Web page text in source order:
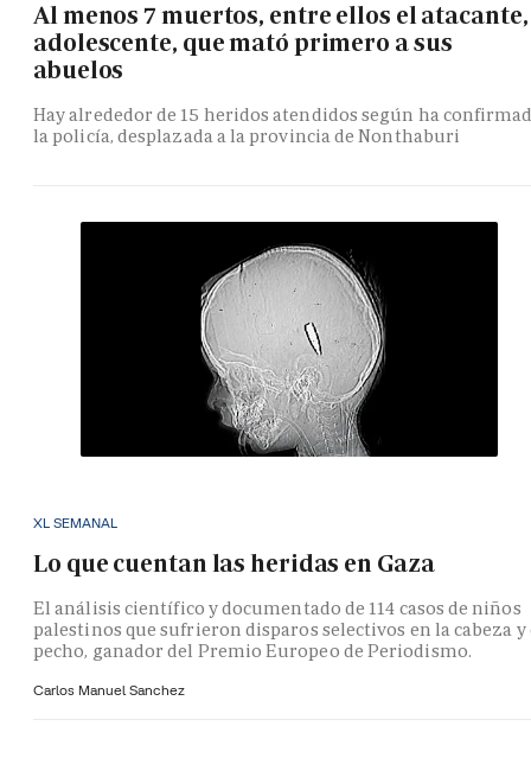
Al menos 7 muertos, entre ellos el atacante,
adolescente, que mató primero a sus
abuelos
Hay alrededor de 15 heridos atendidos según ha
la policía, desplazada a la provincia de Nonthaburi
XL SEMANAL
Lo que cuentan las heridas en Gaza
El análisis científico y documentado de 114 casos de niños
palestinos que sufrieron disparos selectivos en la cabeza y
pecho, ganador del Premio Europeo de Periodismo.
Carlos Manuel Sanchez